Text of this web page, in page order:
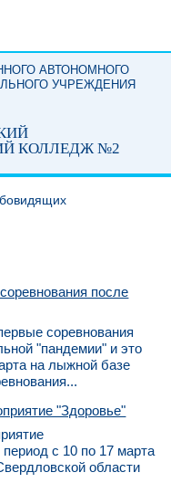
АВТОНОМНОГО
УЧРЕЖДЕНИЯ
КОЛЛЕДЖ №2
после
соревнования
"пандемии" и это
на лыжной базе
"Здоровье"
с 10 по 17 марта
области